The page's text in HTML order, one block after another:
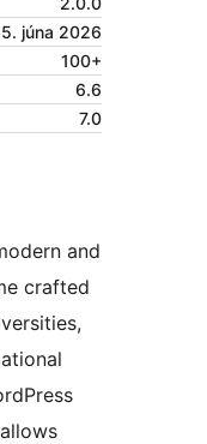
júna 2026
100+
6.6
7.0
and
crafted